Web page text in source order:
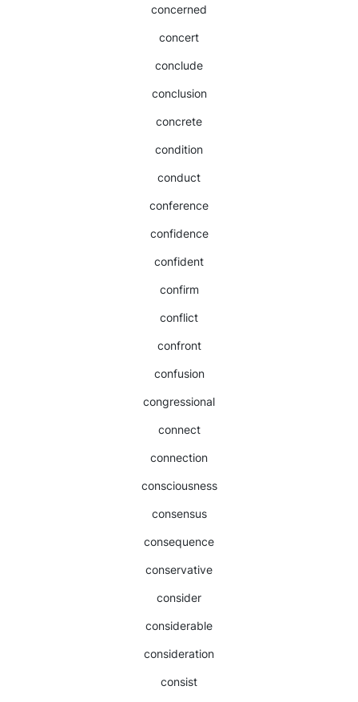
concerned
concert
conclude
conclusion
concrete
condition
conduct
conference
confidence
confident
confirm
conflict
confront
confusion
congressional
connect
connection
consciousness
consensus
consequence
conservative
consider
considerable
consideration
consist